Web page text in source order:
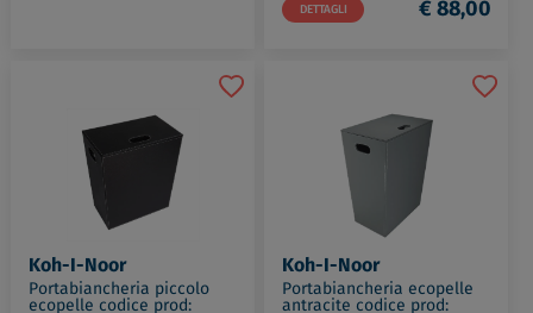
DETTAGLI € 88,00
Koh-I-Noor
Portabiancheria piccolo
ecopelle codice prod:
Koh-I-Noor
Portabiancheria ecopelle
antracite codice prod: